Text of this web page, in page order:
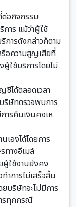
ต่อกิจกรรม
าร แม้ว่าผู้ใช้
การดังกล่าวก็ตาม
อความสูญเสียที่
ใช้บริการโดยไม่
ได้ตลอดเวลา
ริษัทตรวจพบการ
ารคืนเงินคงเห
องได้โดยการ
ทางอีเมล์
ผู้ใช้งานยังคง
การไม่เสร็จสิ้น
ยบริษัทจะไม่มีการ
รทุกกรณี